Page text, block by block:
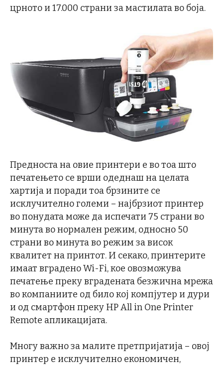
црното и 17.000 страни за мастилата во боја.
Предноста на овие принтери е во тоа што
печатењето се врши одеднаш на целата
хартија и поради тоа брзините се
исклучително големи – најбрзиот принтер
во понудата може да испечати 75 страни во
минута во нормален режим, односно 50
страни во минута во режим за висок
квалитет на принтот. И секако, принтерите
имаат вградено Wi-Fi, кое овозможува
печатење преку вградената безжична мрежа
во компаниите од било кој компјутер и дури
и од смартфон преку HP All in One Printer
Remote апликацијата.
Многу важно за малите претпријатија – овој
принтер е исклучително економичен,